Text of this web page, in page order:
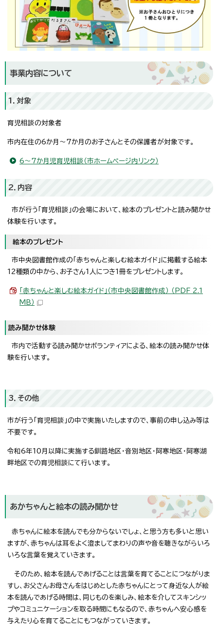
事業内容について
1．対象
育児相談の対象者
市内在住の6か月～7か月のお子さんとその保護者が対象です。
6～7か月児育児相談（市ホームページ内リンク）
2．内容
市が行う「育児相談」の会場において、絵本のプレゼントと読み聞かせ
体験を行います。
絵本のプレゼント
市中央図書館作成の「赤ちゃんと楽しむ絵本ガイド」に掲載する絵本
12種類の中から、お子さん1人につき1冊をプレゼントします。
「赤ちゃんと楽しむ絵本ガイド」（市中央図書館作成） （PDF 2.1
MB）
読み聞かせ体験
市内で活動する読み聞かせボランティアによる、絵本の読み聞かせ体
験を行います。
3．その他
市が行う「育児相談」の中で実施いたしますので、事前の申し込み等は
不要です。
令和6年10月以降に実施する釧路地区・音別地区・阿寒地区・阿寒湖
畔地区での育児相談にて行います。
あかちゃんと絵本の読み聞かせ
赤ちゃんに絵本を読んでも分からないでしょ、と思う方も多いと思い
ますが、赤ちゃんは耳をよく澄ましてまわりの声や音を聴きながらいろ
いろな言葉を覚えていきます。
そのため、絵本を読んであげることは言葉を育てることにつながりま
すし、お父さんお母さんをはじめとした赤ちゃんにとって身近な人が絵
本を読んであげる時間は、同じものを楽しみ、絵本を介してスキンシッ
プやコミュニケーションを取る時間にもなるので、赤ちゃんへ安心感を
与えたり心を育てることにもつながっていきます。